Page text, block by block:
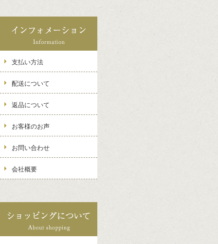
支払い方法
配送について
返品について
お客様のお声
お問い合わせ
会社概要